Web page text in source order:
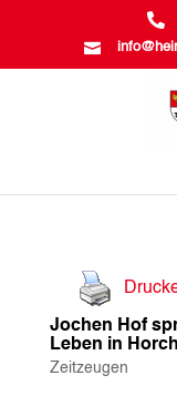


Jochen Hof
Leben in
Zeitzeugen